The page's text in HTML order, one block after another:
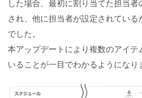
した場合、最初に割り当てた担当
され、他に担当者が設定されてい
でした。
本アップデートにより複数のアイテ
いることが一目でわかるようになり